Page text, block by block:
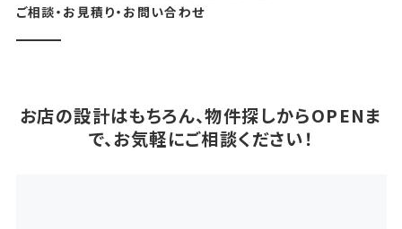
ご相談・お見積り・お問い合わせ
お店の設計はもちろん、物件探しからOPENま
で、お気軽にご相談ください！